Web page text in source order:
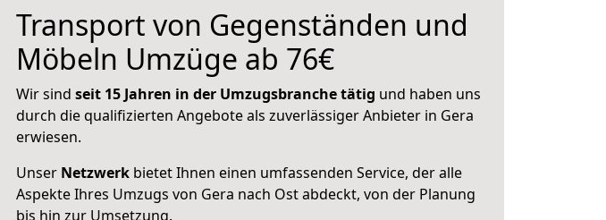
Transport von Gegenständen und
Möbeln Umzüge ab 76€
Wir sind seit 15 Jahren in der Umzugsbranche tätig und haben uns
durch die qualifizierten Angebote als zuverlässiger Anbieter in Gera
erwiesen.
Unser Netzwerk bietet Ihnen einen umfassenden Service, der alle
Aspekte Ihres Umzugs von Gera nach Ost abdeckt, von der Planung
bis hin zur Umsetzung.